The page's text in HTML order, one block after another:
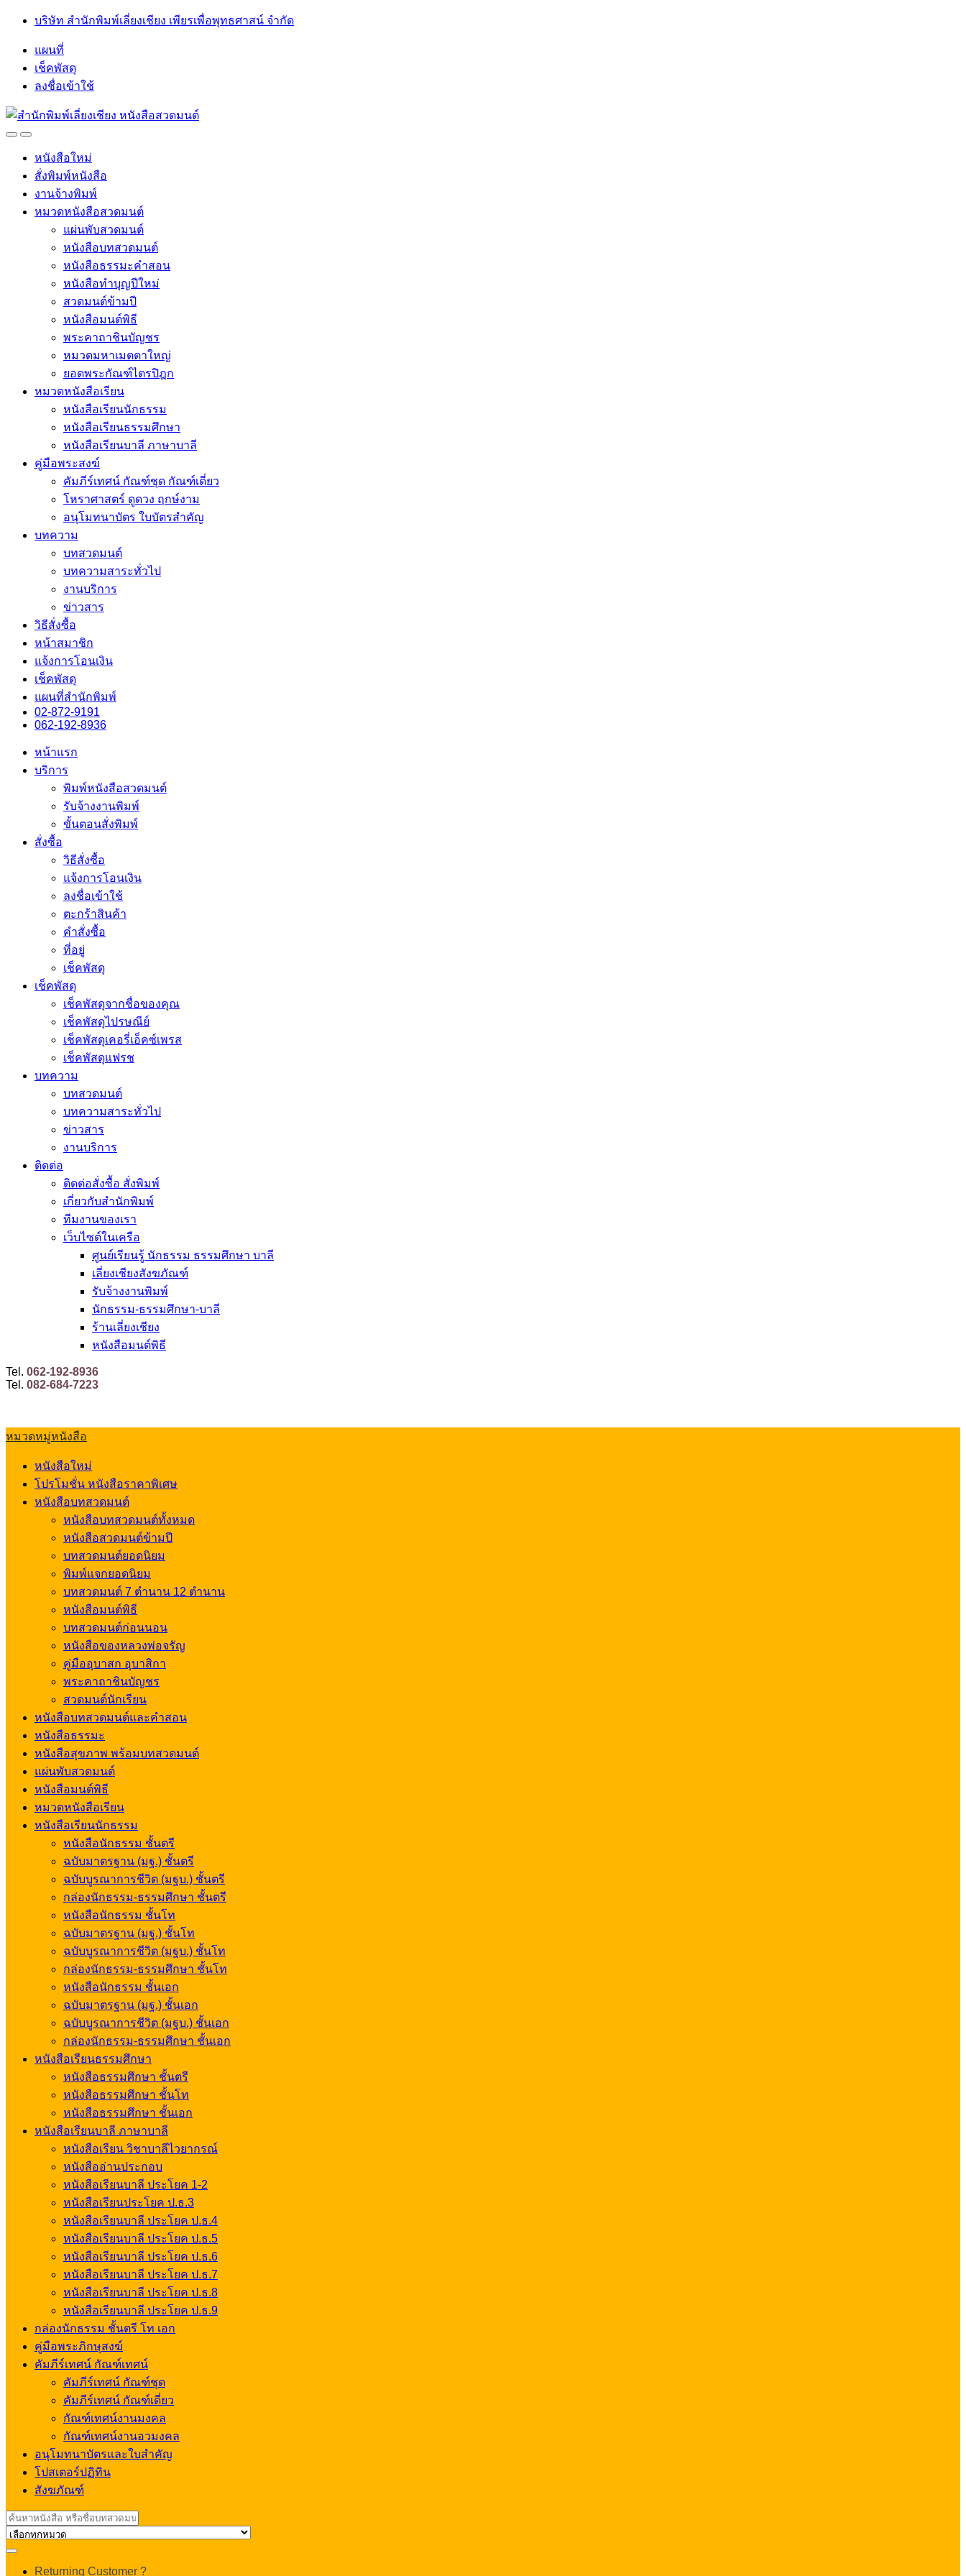
Skip
navigation
Skip
บริษัท สำนักพิมพ์เลี่ยงเชียง เพียรเพื่อพุทธศาสน์ จำกัด
แผนที่
เช็คพัสดุ
ลงชื่อเข้าใช้
OpenClose
หนังสือใหม่
สั่งพิมพ์หนังสือ
งานจ้างพิมพ์
หมวดหนังสือสวดมนต์
แผ่นพับสวดมนต์
หนังสือบทสวดมนต์
หนังสือธรรมะคำสอน
หนังสือทำบุญปีใหม่
สวดมนต์ข้ามปี
หนังสือมนต์พิธี
พระคาถาชินบัญชร
หมวดมหาเมตตาใหญ่
ยอดพระกัณฑ์ไตรปิฎก
หมวดหนังสือเรียน
หนังสือเรียนนักธรรม
หนังสือเรียนธรรมศึกษา
หนังสือเรียนบาลี ภาษาบาลี
คู่มือพระสงฆ์
คัมภีร์เทศน์ กัณฑ์ชุด กัณฑ์เดี่ยว
โหราศาสตร์ ดูดวง ฤกษ์งาม
อนุโมทนาบัตร ใบบัตรสำคัญ
บทความ
บทสวดมนต์
บทความสาระทั่วไป
งานบริการ
ข่าวสาร
วิธีสั่งซื้อ
หน้าสมาชิก
แจ้งการโอนเงิน
เช็คพัสดุ
แผนที่สำนักพิมพ์
02-872-9191
062-192-8936
หน้าแรก
บริการ
พิมพ์หนังสือสวดมนต์
รับจ้างงานพิมพ์
ขั้นตอนสั่งพิมพ์
สั่งซื้อ
วิธีสั่งซื้อ
แจ้งการโอนเงิน
ลงชื่อเข้าใช้
ตะกร้าสินค้า
คำสั่งซื้อ
ที่อยู่
เช็คพัสดุ
เช็คพัสดุ
เช็คพัสดุจากชื่อของคุณ
เช็คพัสดุไปรษณีย์
เช็คพัสดุเคอรี่เอ็คซ์เพรส
เช็คพัสดุแฟรช
บทความ
บทสวดมนต์
บทความสาระทั่วไป
ข่าวสาร
งานบริการ
ติดต่อ
ติดต่อสั่งซื้อ สั่งพิมพ์
เกี่ยวกับสำนักพิมพ์
ทีมงานของเรา
เว็บไซต์ในเครือ
ศูนย์เรียนรู้ นักธรรม ธรรมศึกษา บาลี
เลี่ยงเชียงสังฆภัณฑ์
รับจ้างงานพิมพ์
นักธรรม-ธรรมศึกษา-บาลี
ร้านเลี่ยงเชียง
หนังสือมนต์พิธี
Tel. 062-192-8936
Tel. 082-684-7223
หมวดหมู่หนังสือ
หนังสือใหม่
โปรโมชั่น หนังสือราคาพิเศษ
หนังสือบทสวดมนต์
หนังสือบทสวดมนต์ทั้งหมด
หนังสือสวดมนต์ข้ามปี
บทสวดมนต์ยอดนิยม
พิมพ์แจกยอดนิยม
บทสวดมนต์ 7 ตำนาน 12 ตำนาน
หนังสือมนต์พิธี
บทสวดมนต์ก่อนนอน
หนังสือของหลวงพ่อจรัญ
คู่มืออุบาสก อุบาสิกา
พระคาถาชินบัญชร
สวดมนต์นักเรียน
หนังสือบทสวดมนต์และคำสอน
หนังสือธรรมะ
หนังสือสุขภาพ พร้อมบทสวดมนต์
แผ่นพับสวดมนต์
หนังสือมนต์พิธี
หมวดหนังสือเรียน
หนังสือเรียนนักธรรม
หนังสือนักธรรม ชั้นตรี
ฉบับมาตรฐาน (มฐ.) ชั้นตรี
ฉบับบูรณาการชีวิต (มฐบ.) ชั้นตรี
กล่องนักธรรม-ธรรมศึกษา ชั้นตรี
หนังสือนักธรรม ชั้นโท
ฉบับมาตรฐาน (มฐ.) ชั้นโท
ฉบับบูรณาการชีวิต (มฐบ.) ชั้นโท
กล่องนักธรรม-ธรรมศึกษา ชั้นโท
หนังสือนักธรรม ชั้นเอก
ฉบับมาตรฐาน (มฐ.) ชั้นเอก
ฉบับบูรณาการชีวิต (มฐบ.) ชั้นเอก
กล่องนักธรรม-ธรรมศึกษา ชั้นเอก
หนังสือเรียนธรรมศึกษา
หนังสือธรรมศึกษา ชั้นตรี
หนังสือธรรมศึกษา ชั้นโท
หนังสือธรรมศึกษา ชั้นเอก
หนังสือเรียนบาลี ภาษาบาลี
หนังสือเรียน วิชาบาลีไวยากรณ์
หนังสืออ่านประกอบ
หนังสือเรียนบาลี ประโยค 1-2
หนังสือเรียนประโยค ป.ธ.3
หนังสือเรียนบาลี ประโยค ป.ธ.4
หนังสือเรียนบาลี ประโยค ป.ธ.5
หนังสือเรียนบาลี ประโยค ป.ธ.6
หนังสือเรียนบาลี ประโยค ป.ธ.7
หนังสือเรียนบาลี ประโยค ป.ธ.8
หนังสือเรียนบาลี ประโยค ป.ธ.9
กล่องนักธรรม ชั้นตรี โท เอก
คู่มือพระภิกษุสงฆ์
คัมภีร์เทศน์ กัณฑ์เทศน์
คัมภีร์เทศน์ กัณฑ์ชุด
คัมภีร์เทศน์ กัณฑ์เดี่ยว
กัณฑ์เทศน์งานมงคล
กัณฑ์เทศน์งานอวมงคล
อนุโมทนาบัตรและใบสำคัญ
โปสเตอร์ปฏิทิน
สังฆภัณฑ์
Search
for:
Returning Customer ?